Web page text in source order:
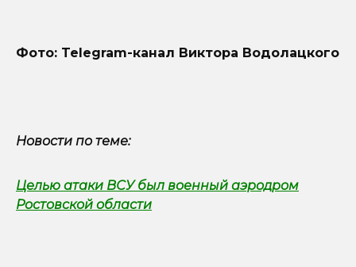
Фото: Telegram-канал Виктора Водолацкого
Новости по теме:
Целью атаки ВСУ был военный аэродром
Ростовской области